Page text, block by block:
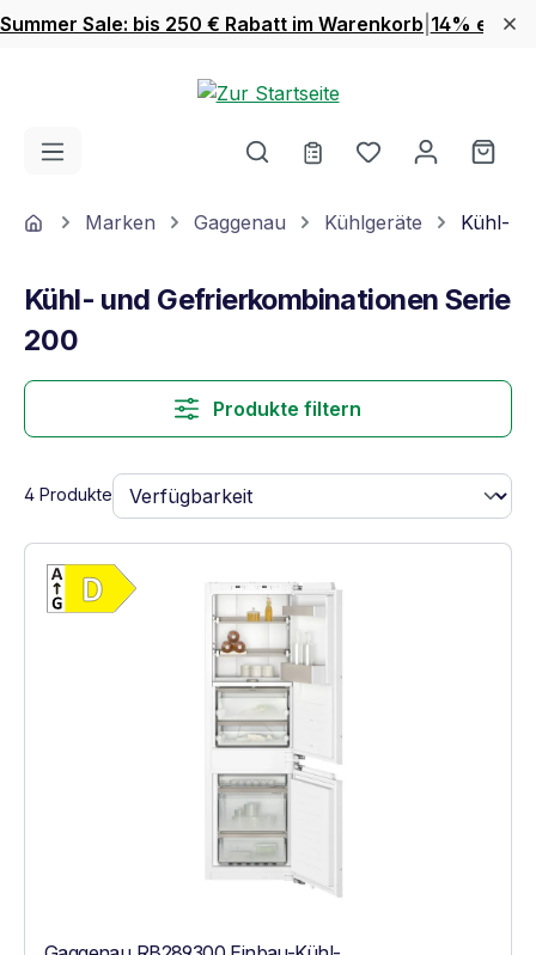
Zum Hauptinhalt springen
Summer Sale: bis 250 € Rabatt im Warenkorb 14% extra
Du hast 0
HomeMarken Gaggenau Kühlgeräte Kühl-
Kühl- und Gefrierkombinationen Serie
200
Produkte filtern
4 Produkte